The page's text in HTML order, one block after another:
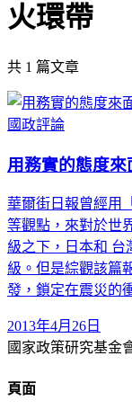
火環帶
共 1 篇文章
國政評論
用務實的態度
華爾街日報曾經用
等觀點，來對於世
級之下，日本和 台
級。但是綜觀該篇
發，鎖定在震災的
2013年4月26日
國家政策研究基金
頁面